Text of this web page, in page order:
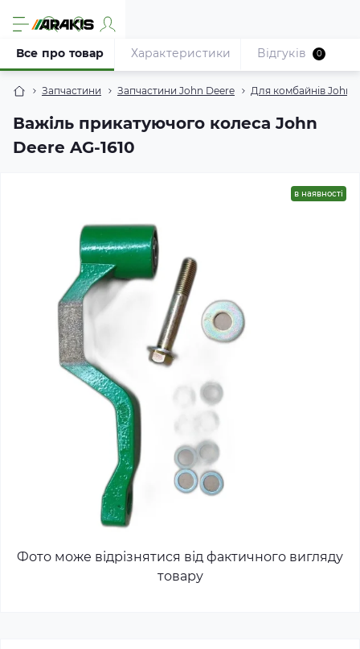
Запчастини Запчастини John Deere Для комбайнів John
Важіль прикатуючого колеса John
Deere AG-1610
Все про товар Характеристики Відгуків 0
в наявності
Фото може відрізнятися від фактичного вигляду
товару